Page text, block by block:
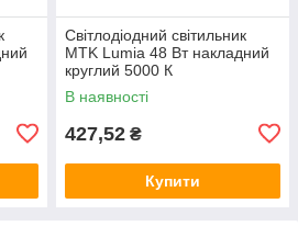
Світлодіодний світильник
MTK Lumia 48 Вт накладний
круглий 5000 К
В наявності
427,52 ₴
Купити